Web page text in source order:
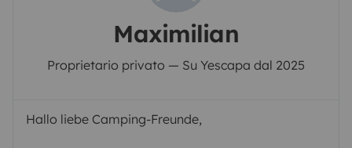
Maximilian
Proprietario privato — Su Yescapa dal 2025
Hallo liebe Camping-Freunde,